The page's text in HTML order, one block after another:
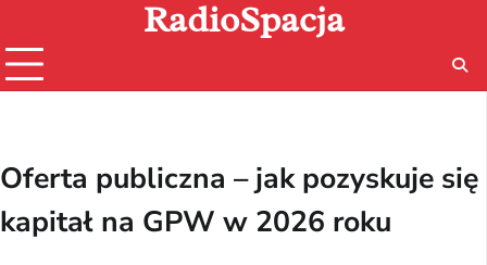
content
RadioSpacja
Oferta publiczna – jak pozyskuje się
kapitał na GPW w 2026 roku